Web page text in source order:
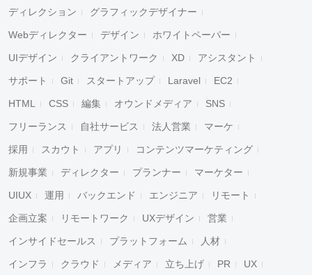
ディレクション グラフィックデザイナー
Webディレクター デザイン ホワイトペーパー
UIデザイン クライアントワーク XD アシスタント
サポート Git スタートアップ Laravel EC2
HTML CSS 編集 オウンドメディア SNS
フリーランス 自社サービス 法人営業 マーケ
採用 スカウト アプリ コンテンツマーケティング
新規事業 ディレクター プランナー マーケター
UIUX 運用 バックエンド エンジニア リモート
企画立案 リモートワーク UXデザイン 営業
インサイドセールス プラットフォーム 人材
インフラ クラウド メディア 立ち上げ PR UX